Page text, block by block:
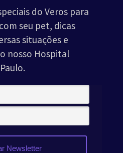
do Veros para
seu pet, dicas
situações e
nosso Hospital
Newsletter